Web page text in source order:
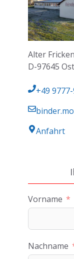
Alter
D-97645
+49
Anfahrt
Vorname
Nachname